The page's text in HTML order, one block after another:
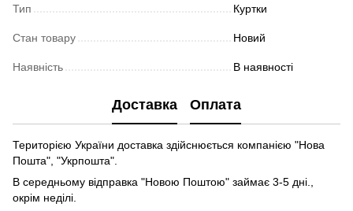
Тип Куртки
Стан товару Новий
Наявність В наявності
Доставка Оплата
Територією України доставка здійснюється компанією "Нова
Пошта", "Укрпошта".
В середньому відправка "Новою Поштою" займає 3-5 дні.,
окрім неділі.